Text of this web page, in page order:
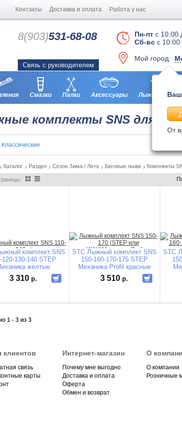
Контакты Доставка и оплата Работа у нас
8(903)531-68-08 Пн-пт с 10:00
Сб-вс с 10:00
Мой город:
От
Связь с руководителем
Смазки Палки Аксессуары Лыжероллеры
комплекты SNS для
Классические
Каталог Раздел Сезон Зима / Лето Беговые лыжи Комплекты
комплект SNS
120-130-140 STEP
желтые
3 310 р.
STC Лыжный комплект SNS
150-160-170-175 STEP
Механика Profil красные
3 510р.
STC
1 - 3 из 3
клиентов
связь
карты
Интернет-магазин
Почему мне выгодно
Доставка и оплата
Оферта
Обмен и возврат
О
О компании
Розничные